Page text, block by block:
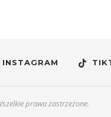
INSTAGRAM
prawa zastrzeżone.